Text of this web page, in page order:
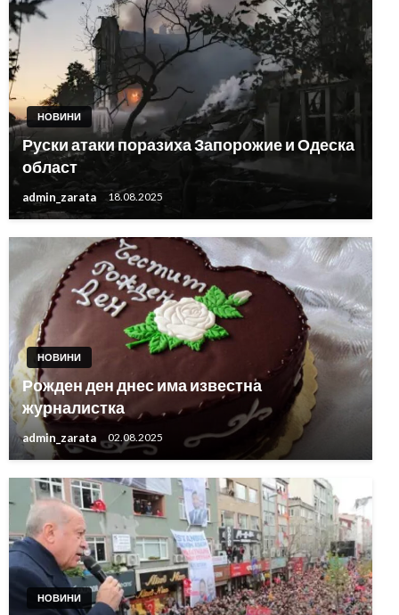
НОВИНИ
Руски атаки поразиха Запорожие и Одеска
област
admin_zarata 18.08.2025
НОВИНИ
Рожден ден днес има известна
журналистка
admin_zarata 02.08.2025
НОВИНИ